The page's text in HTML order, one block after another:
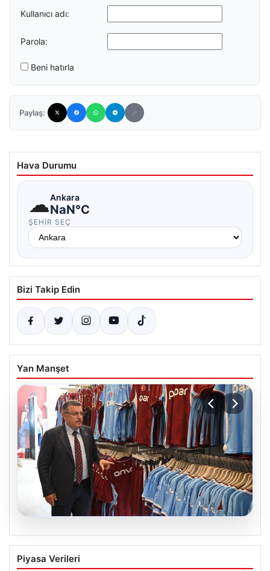
Kullanıcı adı:
Parola:
Beni hatırla
Paylaş:
Hava Durumu
☁Ankara
NaN°C
ŞEHIR SEÇ
Bizi Takip Edin
Yan Manşet
06.08.2026
Ahmet Metin Genç’in forma
kampanyasıyla ilgili belediyeden
Piyasa Verileri